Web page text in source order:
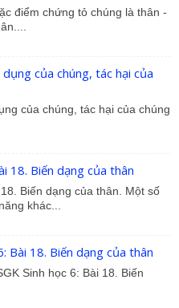
điểm chứng tỏ chúng là thân -
của chúng, tác hại của
của chúng, tác hại của chúng
18. Biến dạng của thân
Biến dạng của thân. Một số
khác...
Bài 18. Biến dạng của thân
Sinh học 6: Bài 18. Biến